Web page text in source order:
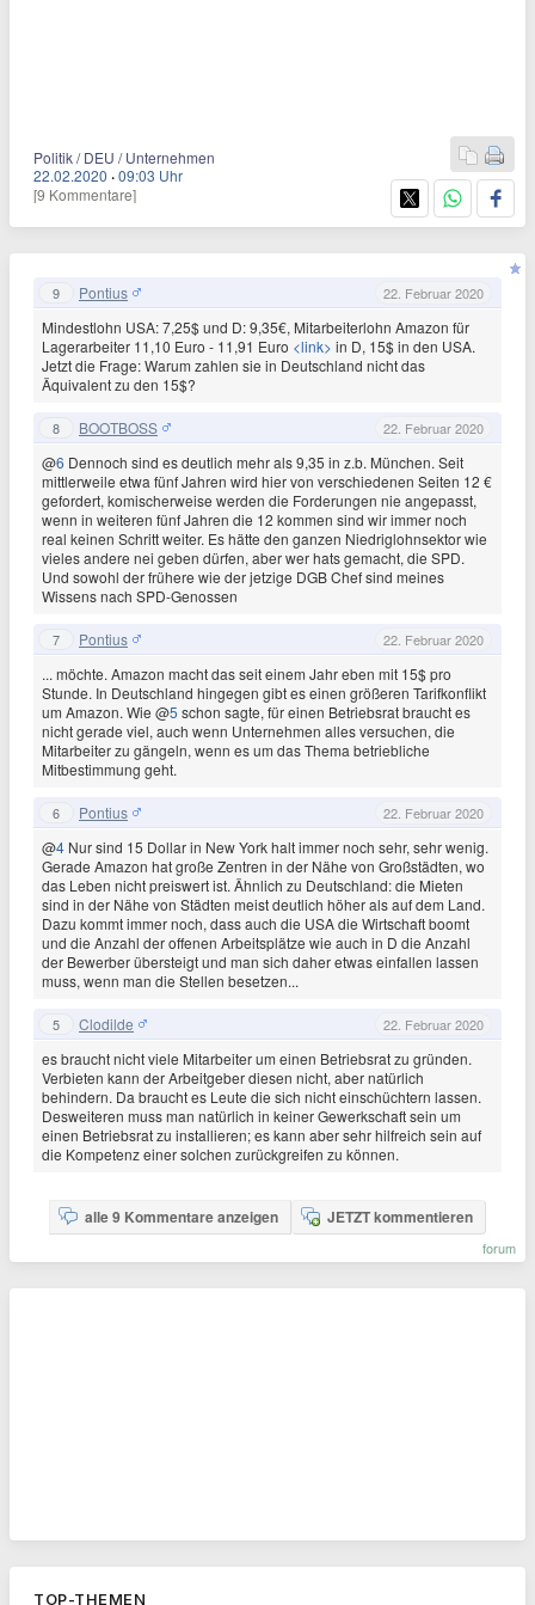
Politik / DEU / Unternehmen
22.02.2020 ·09:03 Uhr
[9 Kommentare]
9 Pontius 22. Februar 2020
Mindestlohn USA: 7,25$ und D: 9,35€, Mitarbeiterlohn Amazon für
Lagerarbeiter 11,10 Euro - 11,91 Euro <link> in D, 15$ in den USA.
Jetzt die Frage: Warum zahlen sie in Deutschland nicht das
Äquivalent zu den 15$?
8 BOOTBOSS 22. Februar 2020
@6 Dennoch sind es deutlich mehr als 9,35 in z.b. München. Seit
mittlerweile etwa fünf Jahren wird hier von verschiedenen Seiten 12 €
gefordert, komischerweise werden die Forderungen nie angepasst,
wenn in weiteren fünf Jahren die 12 kommen sind wir immer noch
real keinen Schritt weiter. Es hätte den ganzen Niedriglohnsektor wie
vieles andere nei geben dürfen, aber wer hats gemacht, die SPD.
Und sowohl der frühere wie der jetzige DGB Chef sind meines
Wissens nach SPD-Genossen
7 Pontius 22. Februar 2020
... möchte. Amazon macht das seit einem Jahr eben mit 15$ pro
Stunde. In Deutschland hingegen gibt es einen größeren Tarifkonflikt
um Amazon. Wie @5 schon sagte, für einen Betriebsrat braucht es
nicht gerade viel, auch wenn Unternehmen alles versuchen, die
Mitarbeiter zu gängeln, wenn es um das Thema betriebliche
Mitbestimmung geht.
6 Pontius 22. Februar 2020
@4 Nur sind 15 Dollar in New York halt immer noch sehr, sehr wenig.
Gerade Amazon hat große Zentren in der Nähe von Großstädten, wo
das Leben nicht preiswert ist. Ähnlich zu Deutschland: die Mieten
sind in der Nähe von Städten meist deutlich höher als auf dem Land.
Dazu kommt immer noch, dass auch die USA die Wirtschaft boomt
und die Anzahl der offenen Arbeitsplätze wie auch in D die Anzahl
der Bewerber übersteigt und man sich daher etwas einfallen lassen
muss, wenn man die Stellen besetzen...
5 Clodilde 22. Februar 2020
es braucht nicht viele Mitarbeiter um einen Betriebsrat zu gründen.
Verbieten kann der Arbeitgeber diesen nicht, aber natürlich
behindern. Da braucht es Leute die sich nicht einschüchtern lassen.
Desweiteren muss man natürlich in keiner Gewerkschaft sein um
einen Betriebsrat zu installieren; es kann aber sehr hilfreich sein auf
die Kompetenz einer solchen zurückgreifen zu können.
alle 9 Kommentare anzeigen JETZT kommentieren
forum
TOP-THEMEN